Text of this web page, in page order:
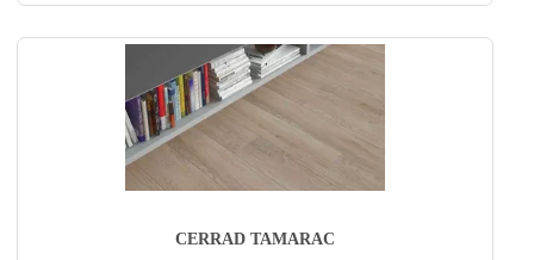
CERRAD TAMARAC